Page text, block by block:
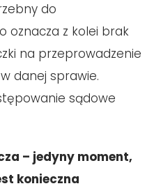
do
oznacza z kolei brak
na przeprowadzenie
danej sprawie.
sądowe
– jedyny moment,
konieczna